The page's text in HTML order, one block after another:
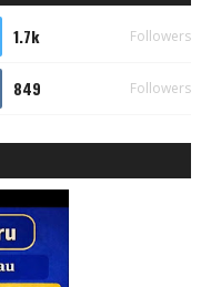
1.7k Followers
849 Followers